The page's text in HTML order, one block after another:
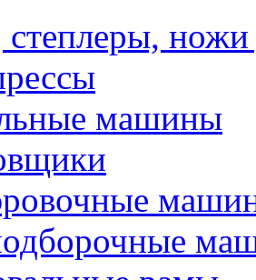
степлеры, ножи
машины